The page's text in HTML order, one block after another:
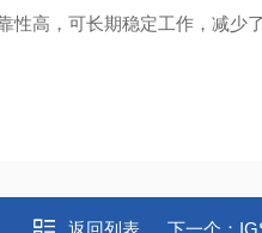
高，可长期稳定工作，减少
返回列表 下一个：